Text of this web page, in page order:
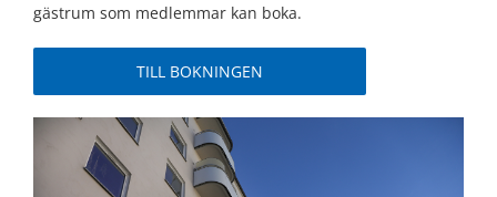
gästrum som medlemmar kan boka.
TILL BOKNINGEN